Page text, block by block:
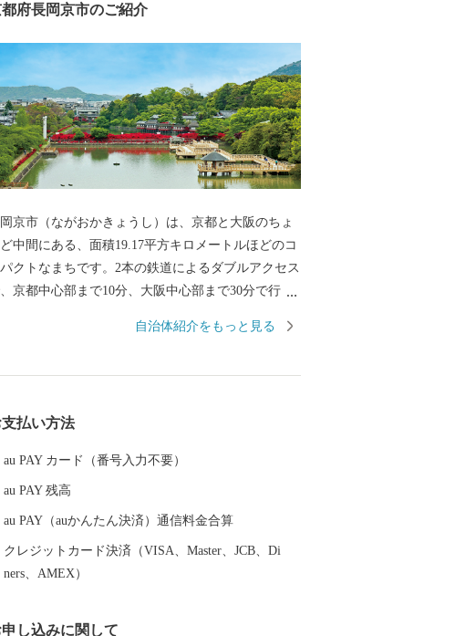
府長岡京市のご紹介
京市（ながおかきょうし）は、京都と大阪のちょ
中間にある、面積19.17平方キロメートルほどのコ
クトなまちです。2本の鉄道によるダブルアクセス
京都中心部まで10分、大阪中心部まで30分で行く
利！ 多くの子育て世代に選ばれ続けるまちでもあ
つて置かれた地でもあり、また、戦国一の知将
明智光秀」が最期の夜を過ごした勝龍寺城（現在は
資源に彩られた街でもあります。 京都府長岡京市の
どころ 明智光秀最期の城 勝竜寺城公園 本能寺の変
後、「山崎・勝龍寺城の合戦」の舞台ともなった勝
物の資料を展示しています。 京都随一のキリシマ
自治体紹介をもっと見る
支払い方法
au PAY カード（番号入力不要）
au PAY 残高
au PAY（auかんたん決済）通信料金合算
クレジットカード決済（VISA、Master、JCB、Di
ners、AMEX）
し込みに関して